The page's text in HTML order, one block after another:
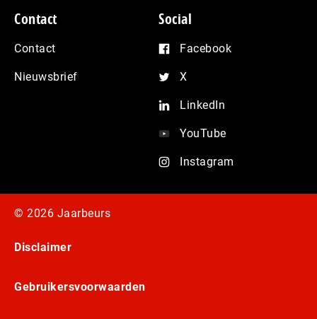
Contact
Contact
Nieuwsbrief
Social
Facebook
X
LinkedIn
YouTube
Instagram
© 2026 Jaarbeurs
Disclaimer
Gebruikersvoorwaarden